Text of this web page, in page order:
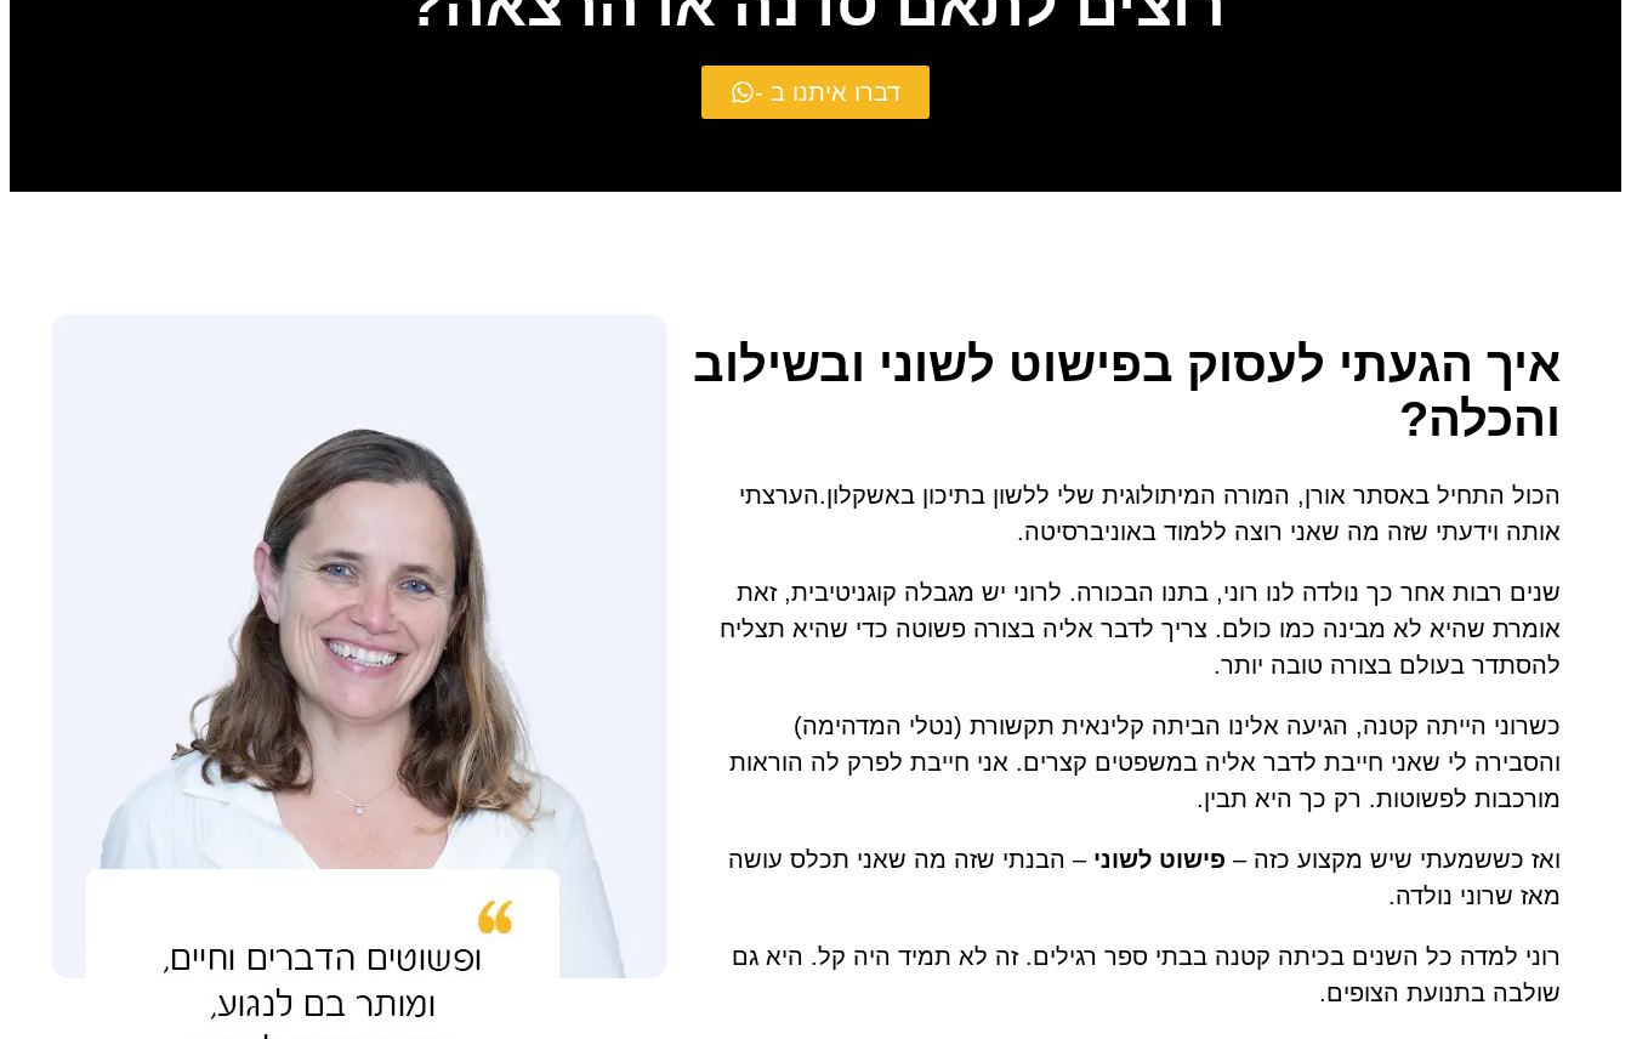
דברו איתנו ב -
איך הגעתי לעסוק בפישוט לשוני ובשילוב
והכלה?
הכול התחיל באסתר אורן, המורה המיתולוגית שלי ללשון בתיכון באשקלון.הערצתי
אותה וידעתי שזה מה שאני רוצה ללמוד באוניברסיטה.
שנים רבות אחר כך נולדה לנו רוני, בתנו הבכורה. לרוני יש מגבלה קוגניטיבית, זאת
אומרת שהיא לא מבינה כמו כולם. צריך לדבר אליה בצורה פשוטה כדי שהיא תצליח
להסתדר בעולם בצורה טובה יותר.
כשרוני הייתה קטנה, הגיעה אלינו הביתה קלינאית תקשורת (נטלי המדהימה)
והסבירה לי שאני חייבת לדבר אליה במשפטים קצרים. אני חייבת לפרק לה הוראות
מורכבות לפשוטות. רק כך היא תבין.
ואז כששמעתי שיש מקצוע כזה – פישוט לשוני – הבנתי שזה מה שאני תכלס עושה
מאז שרוני נולדה.
רוני למדה כל השנים בכיתה קטנה בבתי ספר רגילים. זה לא תמיד היה קל. היא גם
שולבה בתנועת הצופים.